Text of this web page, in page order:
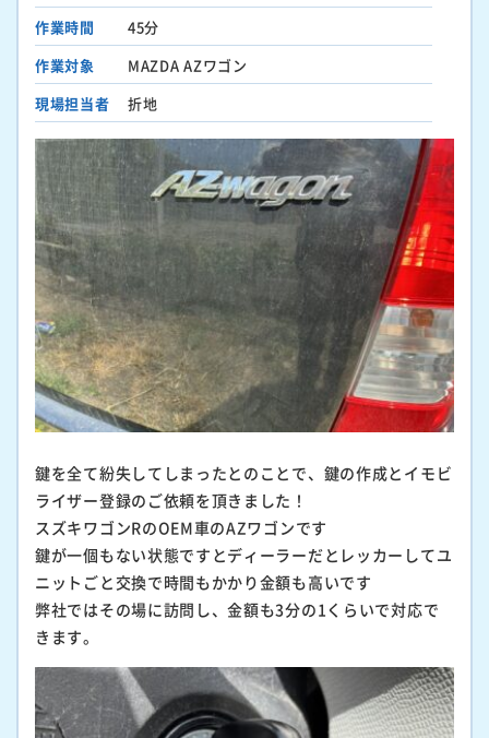
作業時間
45分
作業対象
MAZDA AZワゴン
現場担当者
折地
鍵を全て紛失してしまったとのことで、鍵の作成とイモビ
ライザー登録のご依頼を頂きました！
スズキワゴンRのOEM車のAZワゴンです
鍵が一個もない状態ですとディーラーだとレッカーしてユ
ニットごと交換で時間もかかり金額も高いです
弊社ではその場に訪問し、金額も3分の1くらいで対応で
きます。